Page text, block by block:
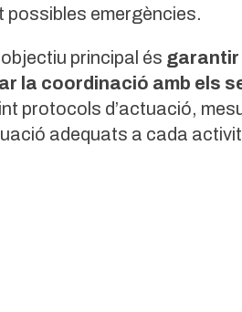
possibles emergències.
principal és garantir
la coordinació amb els
protocols d’actuació,
adequats a cada